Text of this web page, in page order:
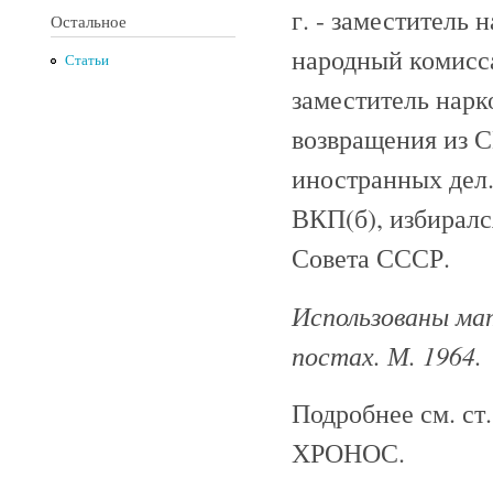
Остальное
Статьи
г. - заместитель
народный
заместитель
возвращения из
иностранных
ВКП(б),
Совета СССР.
Использованы
постах. М. 1964.
Подробнее см.
ХРОНОС.